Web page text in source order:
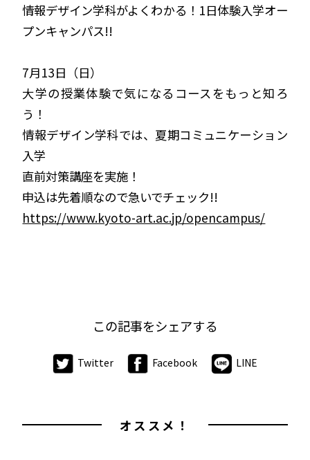
情報デザイン学科がよくわかる！1日体験入学オー
プンキャンパス!!
7月13日（日）
大学の授業体験で気になるコースをもっと知ろ
う！
情報デザイン学科では、夏期コミュニケーション
入学
直前対策講座を実施！
申込は先着順なので急いでチェック!!
https://www.kyoto-art.ac.jp/opencampus/
この記事をシェアする
Twitter Facebook LINE
オススメ！